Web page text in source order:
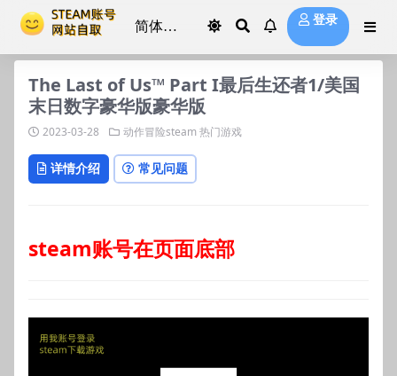
登录
The Last of Us™ Part I最后生还者1/美国
末日数字豪华版豪华版
2023-03-28 动作冒险steam热门游戏
详情介绍 常见问题
steam账号在页面底部